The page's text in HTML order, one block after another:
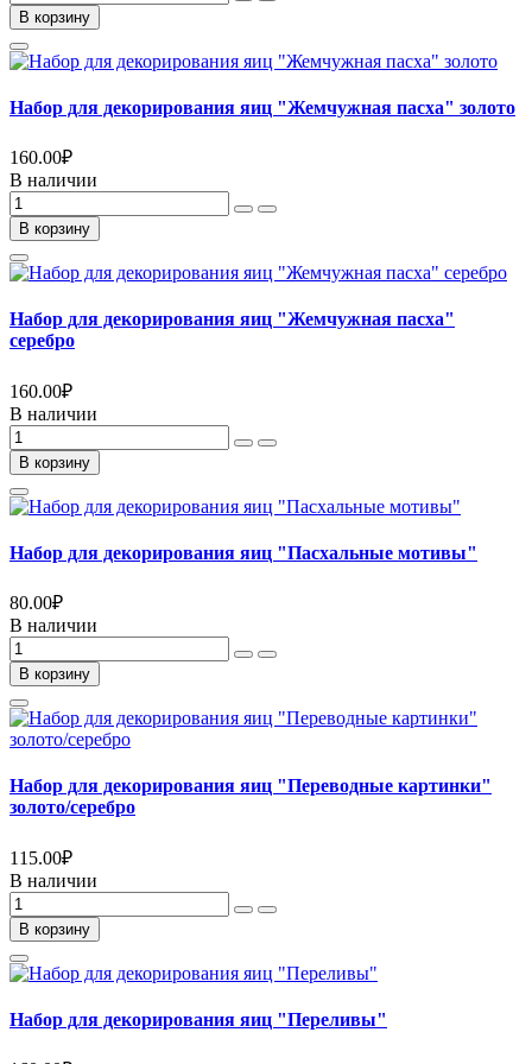
В корзину
Набор для декорирования яиц "Жемчужная пасха" золото
160.00₽
В наличии
В корзину
Набор для декорирования яиц "Жемчужная пасха"
серебро
160.00₽
В наличии
В корзину
Набор для декорирования яиц "Пасхальные мотивы"
80.00₽
В наличии
В корзину
Набор для декорирования яиц "Переводные картинки"
золото/серебро
115.00₽
В наличии
В корзину
Набор для декорирования яиц "Переливы"